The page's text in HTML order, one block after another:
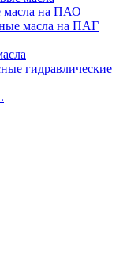
на ПАО
масла на ПАГ
гидравлические